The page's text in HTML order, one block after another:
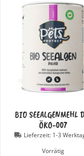
BIO SEEALGENMEHL
ÖKO-007
Lieferzeit: 1-3
Vorrätig